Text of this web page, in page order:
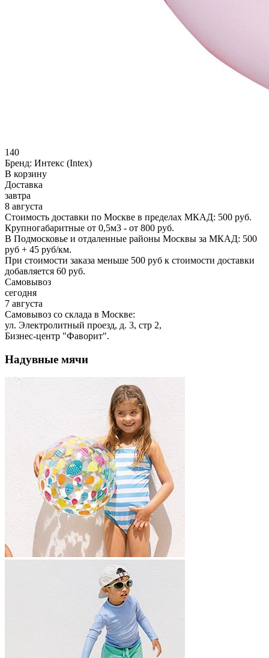
140
Бренд: Интекс (Intex)
В корзину
Доставка
завтра
8 августа
Стоимость доставки по Москве в пределах МКАД: 500 руб.
Крупногабаритные от 0,5м3 - от 800 руб.
В Подмосковье и отдаленные районы Москвы за МКАД: 500
руб + 45 руб/км.
При стоимости заказа меньше 500 руб к стоимости доставки
добавляется 60 руб.
Самовывоз
сегодня
7 августа
Самовывоз со склада в Москве:
ул. Электролитный проезд, д. 3, стр 2,
Бизнес-центр "Фаворит".
Надувные мячи